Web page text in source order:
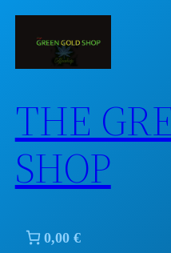
Skip
THE
SHOP
0,00 €